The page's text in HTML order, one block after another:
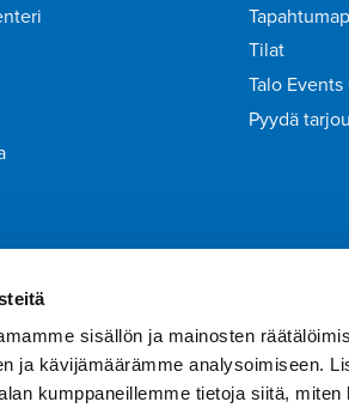
sisällön ja mainosten
ja kävijämäärämme analysoimiseen.
kumppaneillemme tietoja siitä,
Tilat
Talo Events
Pyydä